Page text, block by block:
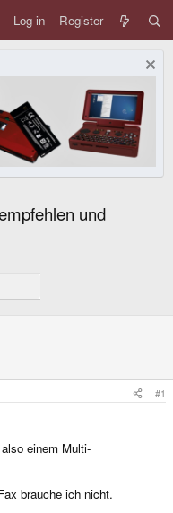
Log in Register
und
#1
einem Multi-
brauche ich nicht.